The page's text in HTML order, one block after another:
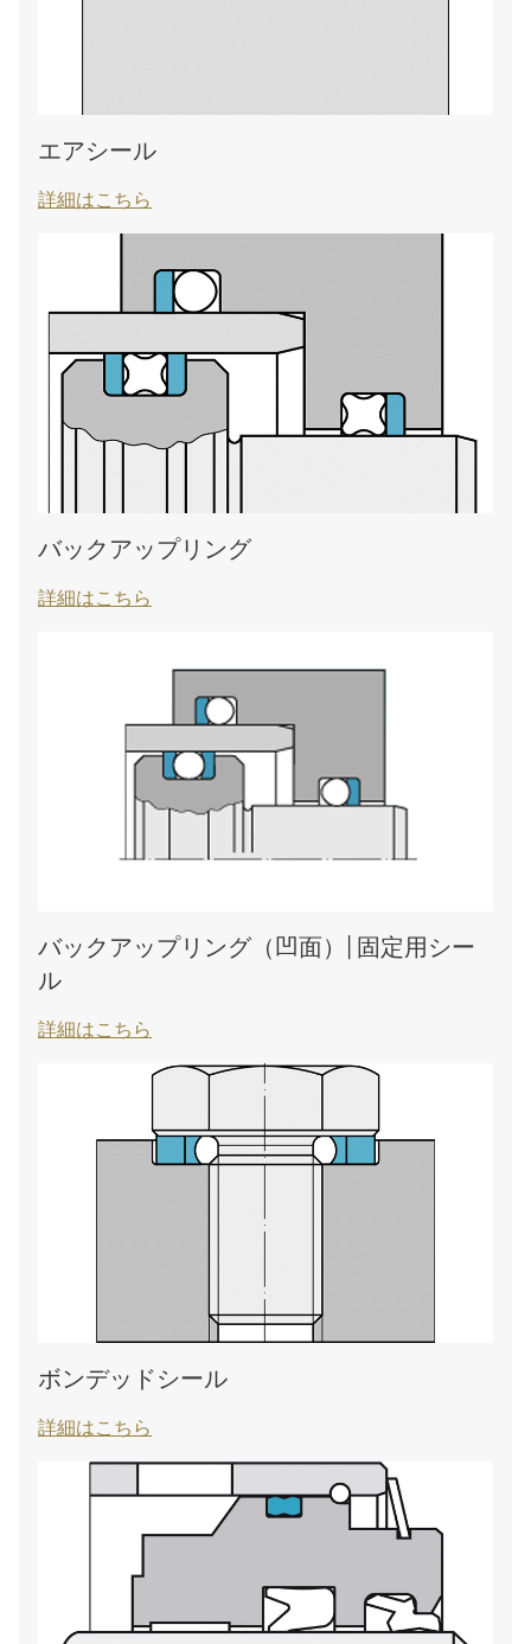
エアシール
詳細はこちら
バックアップリング
詳細はこちら
バックアップリング（凹面）| 固定用シー
ル
詳細はこちら
ボンデッドシール
詳細はこちら